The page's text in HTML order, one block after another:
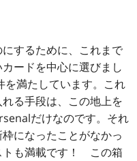
するために、これまで
ードを中心に選びまし
を満たしています。これ
る手段は、この地上を
だけなのです。それ
になったことがなかっ
トも満載です！ この箱